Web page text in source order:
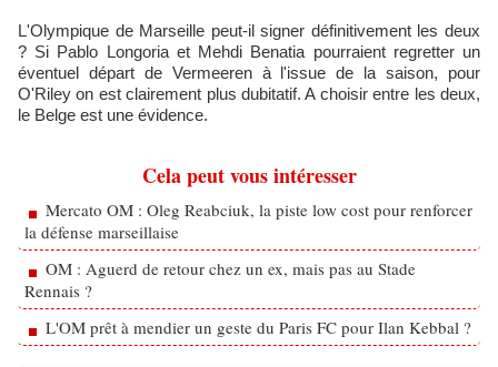
L'Olympique de Marseille peut-il signer définitivement les deux
? Si Pablo Longoria et Mehdi Benatia pourraient regretter un
éventuel départ de Vermeeren à l'issue de la saison, pour
O'Riley on est clairement plus dubitatif. A choisir entre les deux,
le Belge est une évidence.
Cela peut vous intéresser
Mercato OM : Oleg Reabciuk, la piste low cost pour renforcer
la défense marseillaise
OM : Aguerd de retour chez un ex, mais pas au Stade
Rennais ?
L'OM prêt à mendier un geste du Paris FC pour Ilan Kebbal ?